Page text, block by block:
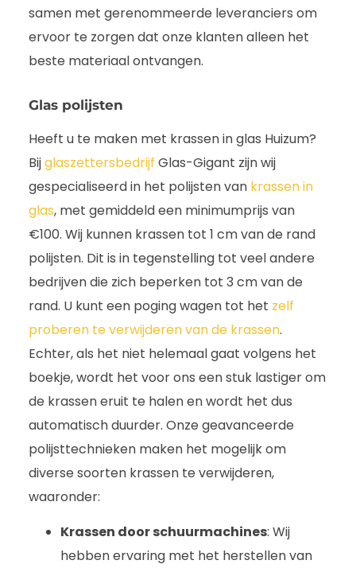
samen met gerenommeerde leveranciers om
ervoor te zorgen dat onze klanten alleen het
beste materiaal ontvangen.
Glas polijsten
Heeft u te maken met krassen in glas Huizum?
Bijglaszettersbedrijf Glas-Gigant zijn wij
gespecialiseerd in het polijsten van krassen in
glas, met gemiddeld een minimumprijs van
€100. Wij kunnen krassen tot 1 cm van de rand
polijsten. Dit is in tegenstelling tot veel andere
bedrijven die zich beperken tot 3 cm van de
rand. U kunt een poging wagen tot het zelf
proberen te verwijderen van de krassen.
Echter, als het niet helemaal gaat volgens het
boekje, wordt het voor ons een stuk lastiger om
de krassen eruit te halen en wordt het dus
automatisch duurder. Onze geavanceerde
polijsttechnieken maken het mogelijk om
diverse soorten krassen te verwijderen,
waaronder:
Krassen door schuurmachines: Wij
hebben ervaring met het herstellen van